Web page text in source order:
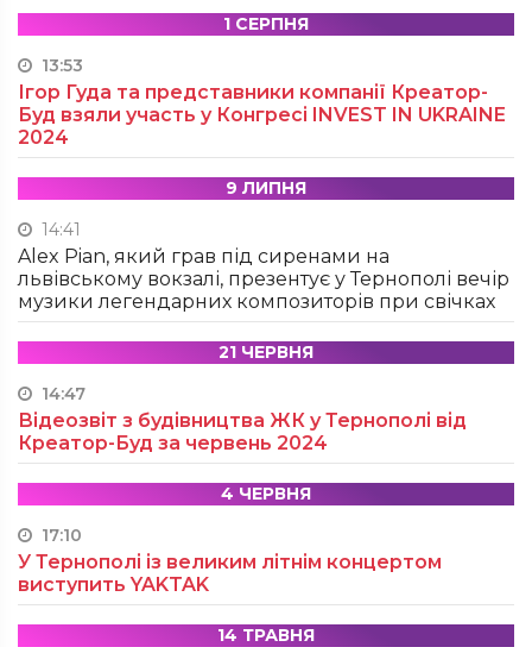
1 СЕРПНЯ
13:53
Ігор Гуда та представники компанії Креатор-
Буд взяли участь у Конгресі INVEST IN UKRAINE
2024
9 ЛИПНЯ
14:41
Alex Pian, який грав під сиренами на
львівському вокзалі, презентує у Тернополі вечір
музики легендарних композиторів при свічках
21 ЧЕРВНЯ
14:47
Відеозвіт з будівництва ЖК у Тернополі від
Креатор-Буд за червень 2024
4 ЧЕРВНЯ
17:10
У Тернополі із великим літнім концертом
виступить YAKTAK
14 ТРАВНЯ